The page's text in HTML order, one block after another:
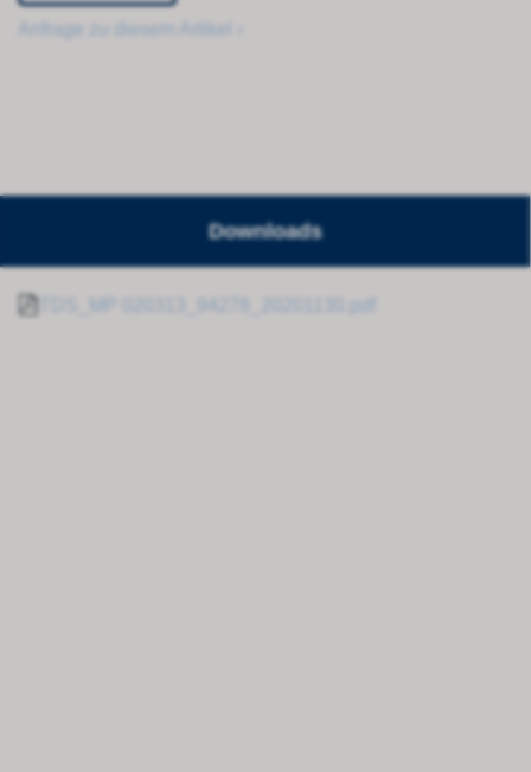
Anfrage zu diesem Artikel ›
Downloads
TDS_MP 020313_94278_20201130.pdf